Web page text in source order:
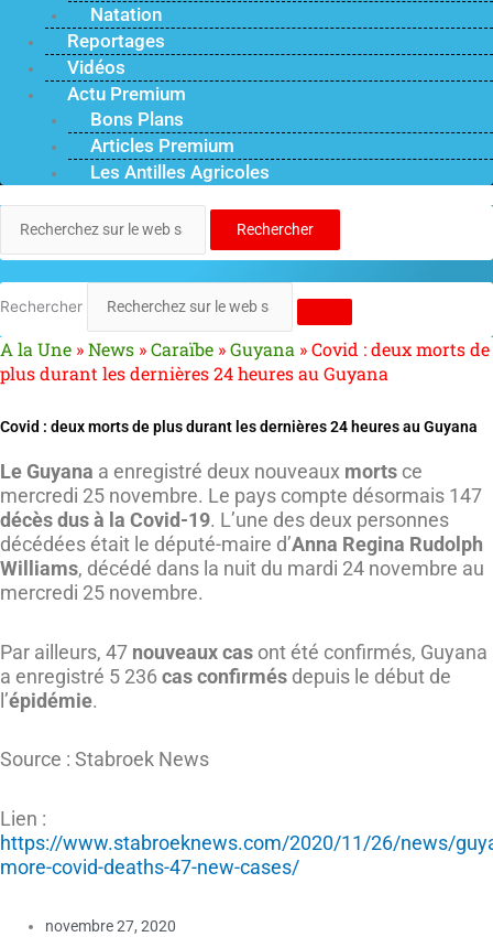
Natation
Reportages
Vidéos
Actu Premium
Bons Plans
Articles Premium
Les Antilles Agricoles
Rechercher
Rechercher
A la Une »News »Caraïbe »Guyana »Covid : deux morts de
plus durant les dernières 24 heures au Guyana
Covid : deux morts de plus durant les dernières 24 heures au Guyana
Le Guyana a enregistré deux nouveaux morts ce
mercredi 25 novembre. Le pays compte désormais 147
décès dus à la Covid-19. L’une des deux personnes
décédées était le député-maire d’Anna Regina Rudolph
Williams, décédé dans la nuit du mardi 24 novembre au
mercredi 25 novembre.
Par ailleurs, 47 nouveaux cas ont été confirmés, Guyana
a enregistré 5 236cas confirmés depuis le début de
l’épidémie.
Source : Stabroek News
Lien :
https://www.stabroeknews.com/2020/11/26/news/
more-covid-deaths-47-new-cases/
novembre 27, 2020